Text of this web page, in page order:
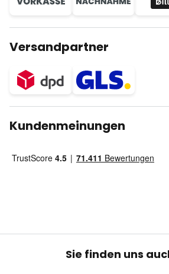
Versandpartner
Kundenmeinungen
Sie finden uns